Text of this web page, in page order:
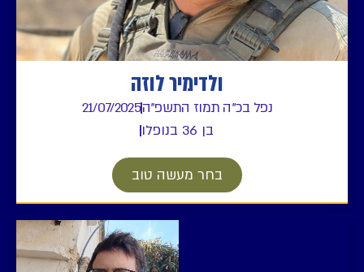
ולדימיר לוזה
נפל בכ"ה תמוז התשפ"ה21/07/2025
בן 36 בנופלו
בחר מעשה טוב